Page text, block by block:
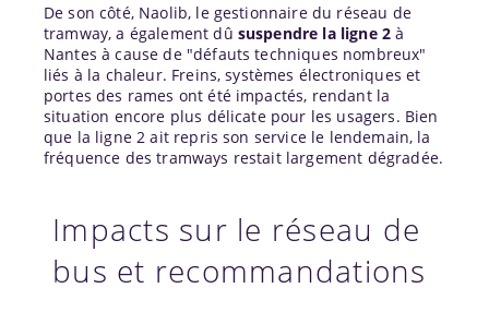
De son côté, Naolib, le gestionnaire du réseau de
tramway, a également dû suspendre la ligne 2 à
Nantes à cause de "défauts techniques nombreux"
liés à la chaleur. Freins, systèmes électroniques et
portes des rames ont été impactés, rendant la
situation encore plus délicate pour les usagers. Bien
que la ligne 2 ait repris son service le lendemain, la
fréquence des tramways restait largement dégradée.
Impacts sur le réseau de
bus et recommandations